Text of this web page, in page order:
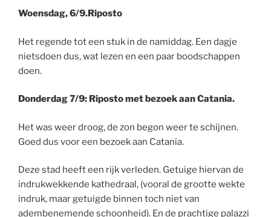
Woensdag, 6/9.Riposto
Het regende tot een stuk in de namiddag. Een dagje
nietsdoen dus, wat lezen en een paar boodschappen
doen.
Donderdag 7/9: Riposto met bezoek aan Catania.
Het was weer droog, de zon begon weer te schijnen.
Goed dus voor een bezoek aan Catania.
Deze stad heeft een rijk verleden. Getuige hiervan de
indrukwekkende kathedraal, (vooral de grootte wekte
indruk, maar getuigde binnen toch niet van
adembenemende schoonheid). En de prachtige palazzi